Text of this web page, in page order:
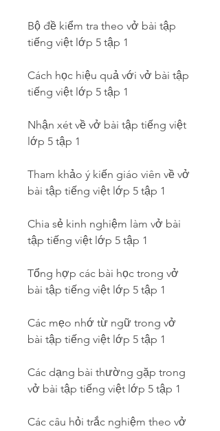
Bộ đề kiểm tra theo vở bài tập
tiếng việt lớp 5 tập 1
Cách học hiệu quả với vở bài tập
tiếng việt lớp 5 tập 1
Nhận xét về vở bài tập tiếng việt
lớp 5 tập 1
Tham khảo ý kiến giáo viên về vở
bài tập tiếng việt lớp 5 tập 1
Chia sẻ kinh nghiệm làm vở bài
tập tiếng việt lớp 5 tập 1
Tổng hợp các bài học trong vở
bài tập tiếng việt lớp 5 tập 1
Các mẹo nhớ từ ngữ trong vở
bài tập tiếng việt lớp 5 tập 1
Các dạng bài thường gặp trong
vở bài tập tiếng việt lớp 5 tập 1
Các câu hỏi trắc nghiệm theo vở